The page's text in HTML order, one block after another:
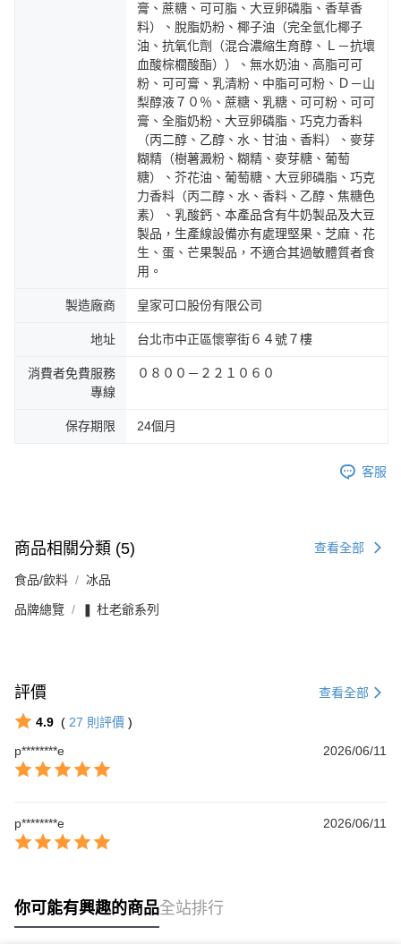
膏、蔗糖、可可脂、大豆卵磷脂、香草香
料）、脫脂奶粉、椰子油（完全氫化椰子
油、抗氧化劑（混合濃縮生育醇、Ｌ－抗壞
血酸棕櫚酸酯））、無水奶油、高脂可可
粉、可可膏、乳清粉、中脂可可粉、Ｄ－山
梨醇液７０％、蔗糖、乳糖、可可粉、可可
膏、全脂奶粉、大豆卵磷脂、巧克力香料
（丙二醇、乙醇、水、甘油、香料）、麥芽
糊精（樹薯澱粉、糊精、麥芽糖、葡萄
糖）、芥花油、葡萄糖、大豆卵磷脂、巧克
力香料（丙二醇、水、香料、乙醇、焦糖色
素）、乳酸鈣、本產品含有牛奶製品及大豆
製品，生產線設備亦有處理堅果、芝麻、花
生、蛋、芒果製品，不適合其過敏體質者食
用。
製造廠商 皇家可口股份有限公司
地址 台北市中正區懷寧街６４號７樓
消費者免費服務
專線
０８００－２２１０６０
保存期限 24個月
客服
商品相關分類 (5) 查看全部
食品/飲料 冰品
品牌總覽 ❚ 杜老爺系列
評價 查看全部
4.9 ( 27 則評價 )
p********e
2026/06/11
p********e 2026/06/11
你可能有興趣的商品全站排行